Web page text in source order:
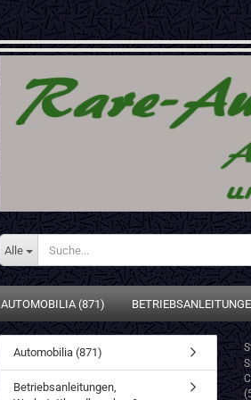
Alle
AUTOMOBILIA (871)
Automobilia (871)
Betriebsanleitungen,